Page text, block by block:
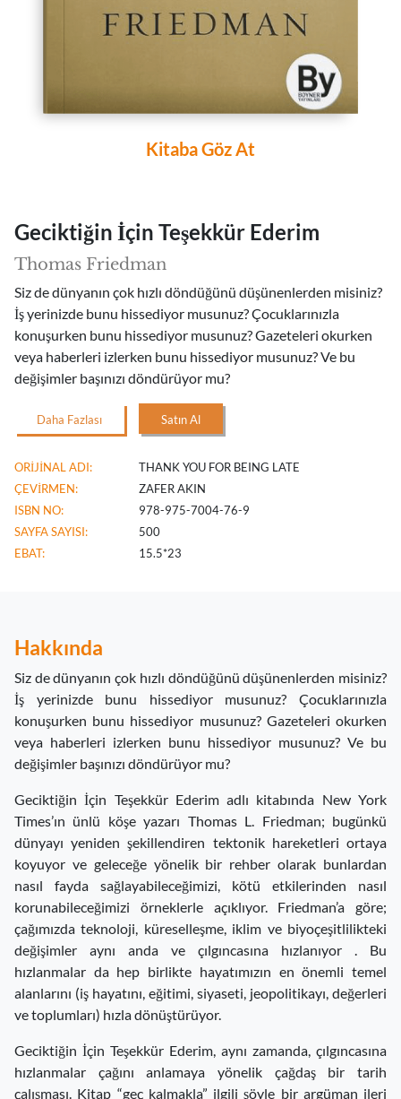
Kitaba Göz At
Geciktiğin İçin Teşekkür Ederim
Thomas Friedman
Siz de dünyanın çok hızlı döndüğünü düşünenlerden misiniz?
İş yerinizde bunu hissediyor musunuz? Çocuklarınızla
konuşurken bunu hissediyor musunuz? Gazeteleri okurken
veya haberleri izlerken bunu hissediyor musunuz? Ve bu
değişimler başınızı döndürüyor mu?
Daha Fazlası Satın Al
ORİJİNAL ADI:
THANK YOU FOR BEING LATE
ÇEVİRMEN:
ZAFER AKIN
ISBN NO:
978-975-7004-76-9
SAYFA SAYISI:
500
EBAT:
15.5*23
Hakkında
Siz de dünyanın çok hızlı döndüğünü düşünenlerden misiniz?
İş yerinizde bunu hissediyor musunuz? Çocuklarınızla
konuşurken bunu hissediyor musunuz? Gazeteleri okurken
veya haberleri izlerken bunu hissediyor musunuz? Ve bu
değişimler başınızı döndürüyor mu?
Geciktiğin İçin Teşekkür Ederim adlı kitabında New York
Times’ın ünlü köşe yazarı Thomas L. Friedman; bugünkü
dünyayı yeniden şekillendiren tektonik hareketleri ortaya
koyuyor ve geleceğe yönelik bir rehber olarak bunlardan
nasıl fayda sağlayabileceğimizi, kötü etkilerinden nasıl
korunabileceğimizi örneklerle açıklıyor. Friedman’a göre;
çağımızda teknoloji, küreselleşme, iklim ve biyoçeşitlilikteki
değişimler aynı anda ve çılgıncasına hızlanıyor . Bu
hızlanmalar da hep birlikte hayatımızın en önemli temel
alanlarını (iş hayatını, eğitimi, siyaseti, jeopolitikayı, değerleri
ve toplumları) hızla dönüştürüyor.
Geciktiğin İçin Teşekkür Ederim, aynı zamanda, çılgıncasına
hızlanmalar çağını anlamaya yönelik çağdaş bir tarih
çalışması. Kitap “geç kalmakla” ilgili şöyle bir argüman ileri